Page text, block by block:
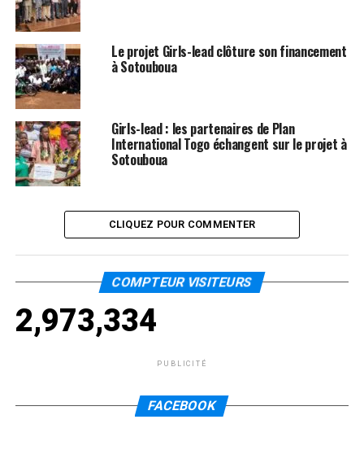
Le projet Girls-lead clôture son financement
à Sotouboua
Girls-lead : les partenaires de Plan
International Togo échangent sur le projet à
Sotouboua
CLIQUEZ POUR COMMENTER
COMPTEUR VISITEURS
2,973,334
PUBLICITÉ
FACEBOOK